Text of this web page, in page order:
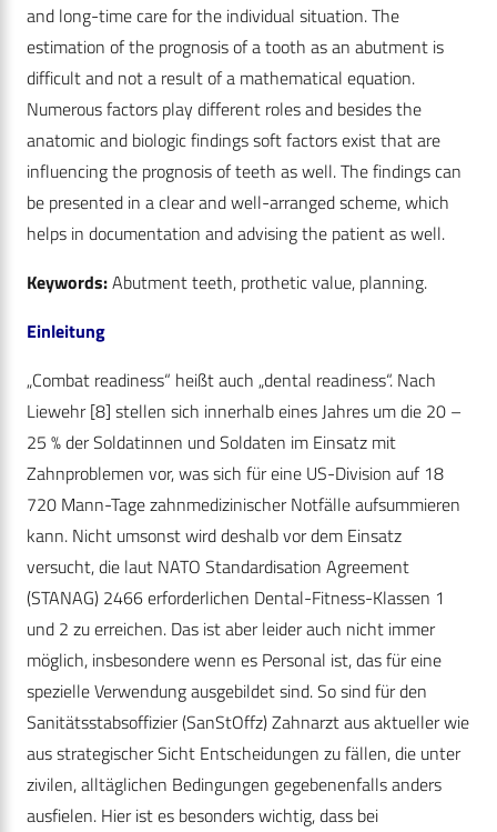
and long-time care for the individual situation. The
estimation of the prognosis of a tooth as an abutment is
difficult and not a result of a mathematical equation.
Numerous factors play different roles and besides the
anatomic and biologic findings soft factors exist that are
influencing the prognosis of teeth as well. The findings can
be presented in a clear and well-arranged scheme, which
helps in documentation and advising the patient as well.
Keywords:Abutment teeth, prothetic value, planning.
Einleitung
„Combat readiness“ heißt auch „dental readiness“. Nach
Liewehr [8] stellen sich innerhalb eines Jahres um die 20 –
25 % der Soldatinnen und Soldaten im Einsatz mit
Zahnproblemen vor, was sich für eine US-Division auf 18
720 Mann-Tage zahnmedizinischer Notfälle aufsummieren
kann. Nicht umsonst wird deshalb vor dem Einsatz
versucht, die laut NATO Standardisation Agreement
(STANAG) 2466 erforderlichen Dental-Fitness-Klassen 1
und 2 zu erreichen. Das ist aber leider auch nicht immer
möglich, insbesondere wenn es Personal ist, das für eine
spezielle Verwendung ausgebildet sind. So sind für den
Sanitätsstabsoffizier (SanStOffz) Zahnarzt aus aktueller wie
aus strategischer Sicht Entscheidungen zu fällen, die unter
zivilen, alltäglichen Bedingungen gegebenenfalls anders
ausfielen. Hier ist es besonders wichtig, dass bei